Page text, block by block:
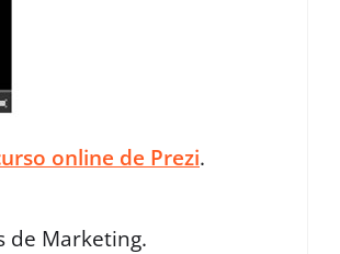
online de Prezi.
de Marketing.